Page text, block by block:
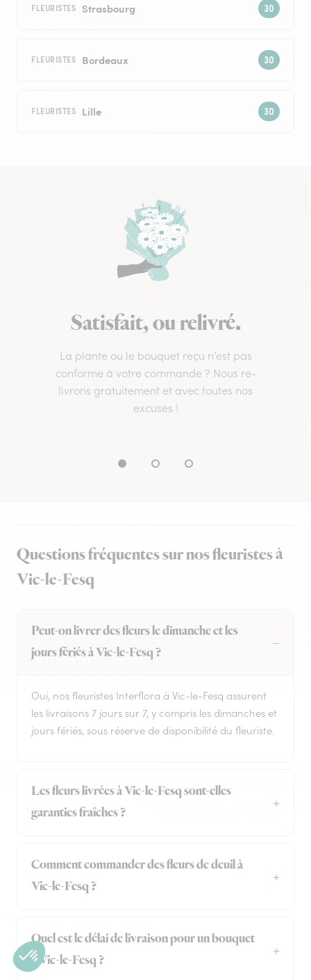
FLEURISTES Strasbourg
FLEURISTES Bordeaux
FLEURISTES Lille
Satisfait, ou relivré.
La plante ou le bouquet reçu n’est pas
conforme à votre commande ? Nous re-
livrons gratuitement et avec toutes nos
excuses !
Questions fréquentes sur nos fleuristes à
Vic-le-Fesq
Peut-on livrer des fleurs le dimanche et les
jours fériés à Vic-le-Fesq ?
Oui, nos fleuristes Interflora à Vic-le-Fesq assurent
les livraisons 7 jours sur 7, y compris les dimanches et
jours fériés, sous réserve de disponibilité du fleuriste.
Les fleurs livrées à Vic-le-Fesq sont-elles
garanties fraîches ?
Comment commander des fleurs de deuil à
Vic-le-Fesq ?
Quel est le délai de livraison pour un bouquet
à Vic-le-Fesq ?